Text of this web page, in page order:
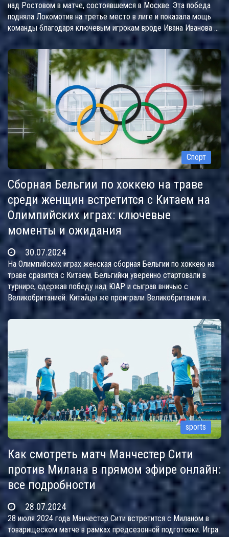
над Ростовом в матче, состоявшемся в Москве. Эта победа
подняла Локомотив на третье место в лиге и показала мощь
команды благодаря ключевым игрокам вроде Ивана Иванова и
Сергея Сергеева. Игра закончилась со счетом 2-1 в пользу
команды Москвы.
Спорт
Сборная Бельгии по хоккею на траве
среди женщин встретится с Китаем на
Олимпийских играх: ключевые
моменты и ожидания
30.07.2024
На Олимпийских играх женская сборная Бельгии по хоккею на
траве сразится с Китаем. Бельгийки уверенно стартовали в
турнире, одержав победу над ЮАР и сыграв вничью с
Великобританией. Китайцы же проиграли Великобритании и
Нидерландам, испытывая проблемы с защитой. Матч обещает
быть напряжённым, так как обе команды борются за место в
sports
Как смотреть матч Манчестер Сити
против Милана в прямом эфире онлайн:
все подробности
28.07.2024
28 июля 2024 года Манчестер Сити встретится с Миланом в
товарищеском матче в рамках предсезонной подготовки. Игра